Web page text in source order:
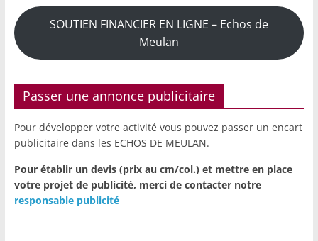
SOUTIEN FINANCIER EN LIGNE – Echos de
Meulan
Passer une annonce publicitaire
Pour développer votre activité vous pouvez passer un encart
publicitaire dans les ECHOS DE MEULAN.
Pour établir un devis (prix au cm/col.) et mettre en place
votre projet de publicité, merci de contacter notre
responsable publicité